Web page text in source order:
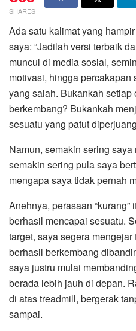
SHARES
Ada satu kalimat yang
saya: “Jadilah versi terbaik
muncul di media sosial,
motivasi, hingga
yang salah. Bukankah setiap
berkembang? Bukankah
sesuatu yang patut
Namun, semakin sering
semakin sering pula saya
mengapa saya tidak pernah
Anehnya, perasaan
berhasil mencapai sesuatu.
target, saya segera
berhasil berkembang
saya justru mulai
berada lebih jauh di depan.
di atas treadmill, bergerak
sampai.